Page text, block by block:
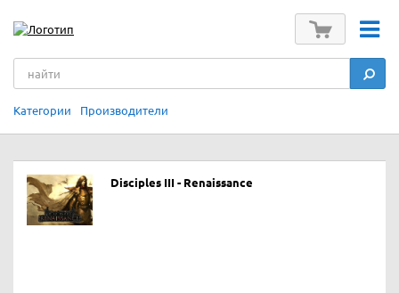
Категории Производители
Disciples III - Renaissance